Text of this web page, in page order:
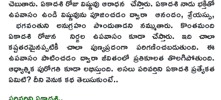
ఉపవాసం ఉండి విష్ణువును పూజించడం ద్వారా ఆనందం, శ్రేయస్సు,
భగవంతుని అనుగ్రహం పొందుతాడని నమ్ముతారు. కొంతమంది
ఏకాదశి రోజున నిర్జల ఉపవాసం కూడా చేస్తారు. ఇది చాలా
కష్టతరమైనప్పటికీ చాలా పుణ్యప్రదంగా పరిగణించబడుతుంది. ఈ
ఉపవాసం పాటించడం ద్వారా జీవితంలో ప్రతికూలత తొలగిపోతుంది.
ఆధ్యాత్మిక పురోగతి కూడా లభిస్తుంది. అసలు పరివర్తిని ఏకాదశి ప్రత్యేకత
ఏమిటి? దీని వెనుక కథ తెలుసుకుంటే..